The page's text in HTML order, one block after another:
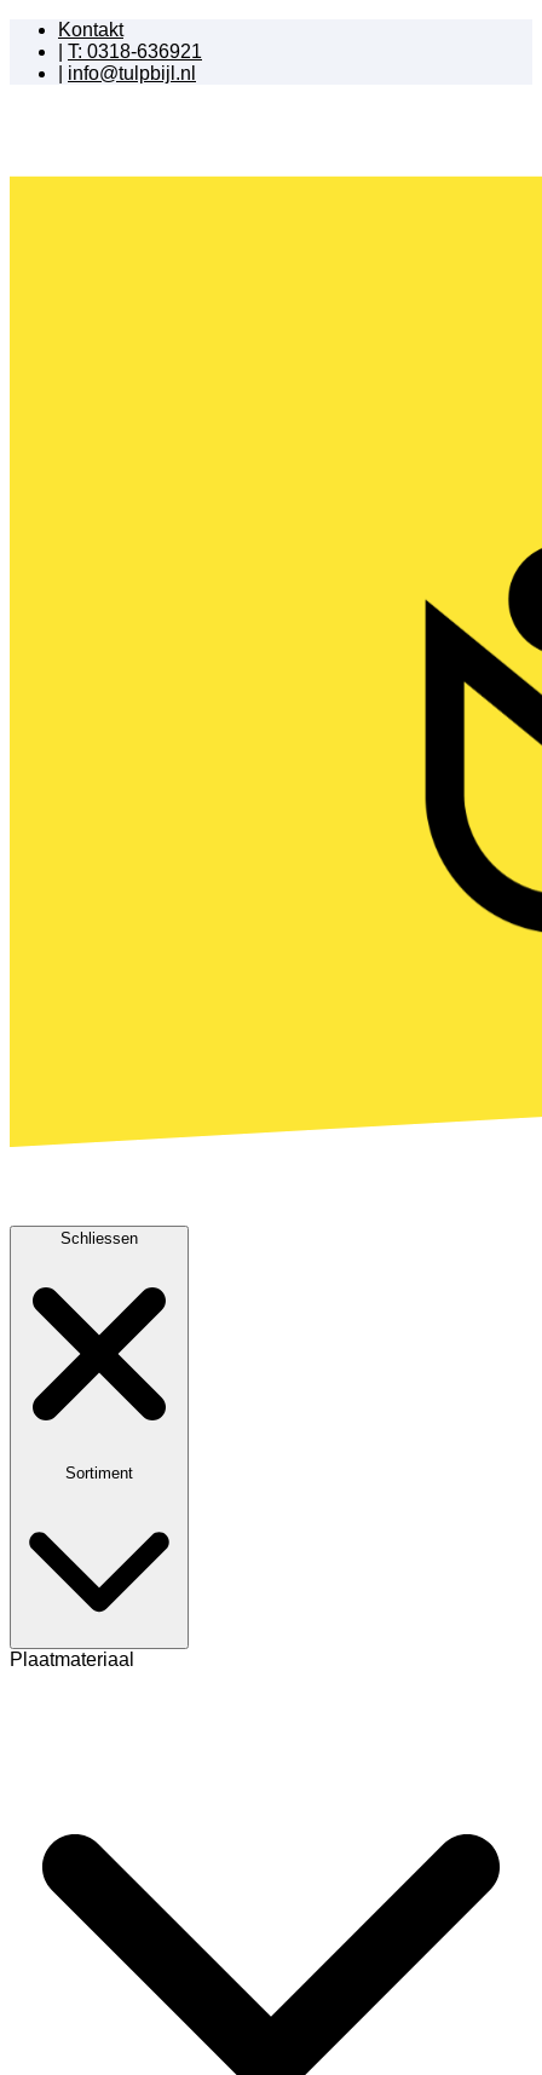
Kontakt
T: 0318-636921
info@tulpbijl.nl
Schliessen
Sortiment
Plaatmateriaal